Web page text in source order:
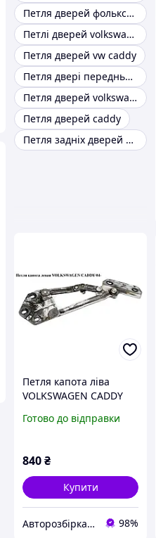
Петля дверей фольксваген т4
Петлі дверей volkswagen golf 4
Петля дверей vw caddy
Петля двері передньої т5
Петля дверей volkswagen golf 2
Петля дверей caddy
Петля задніх дверей vw crafter
Петля капота ліва
VOLKSWAGEN CADDY
КАДДІ) (1T0823301F,
Готово до відправки
840₴
Купити
Авторозбірка Мікроавтобусів 98%